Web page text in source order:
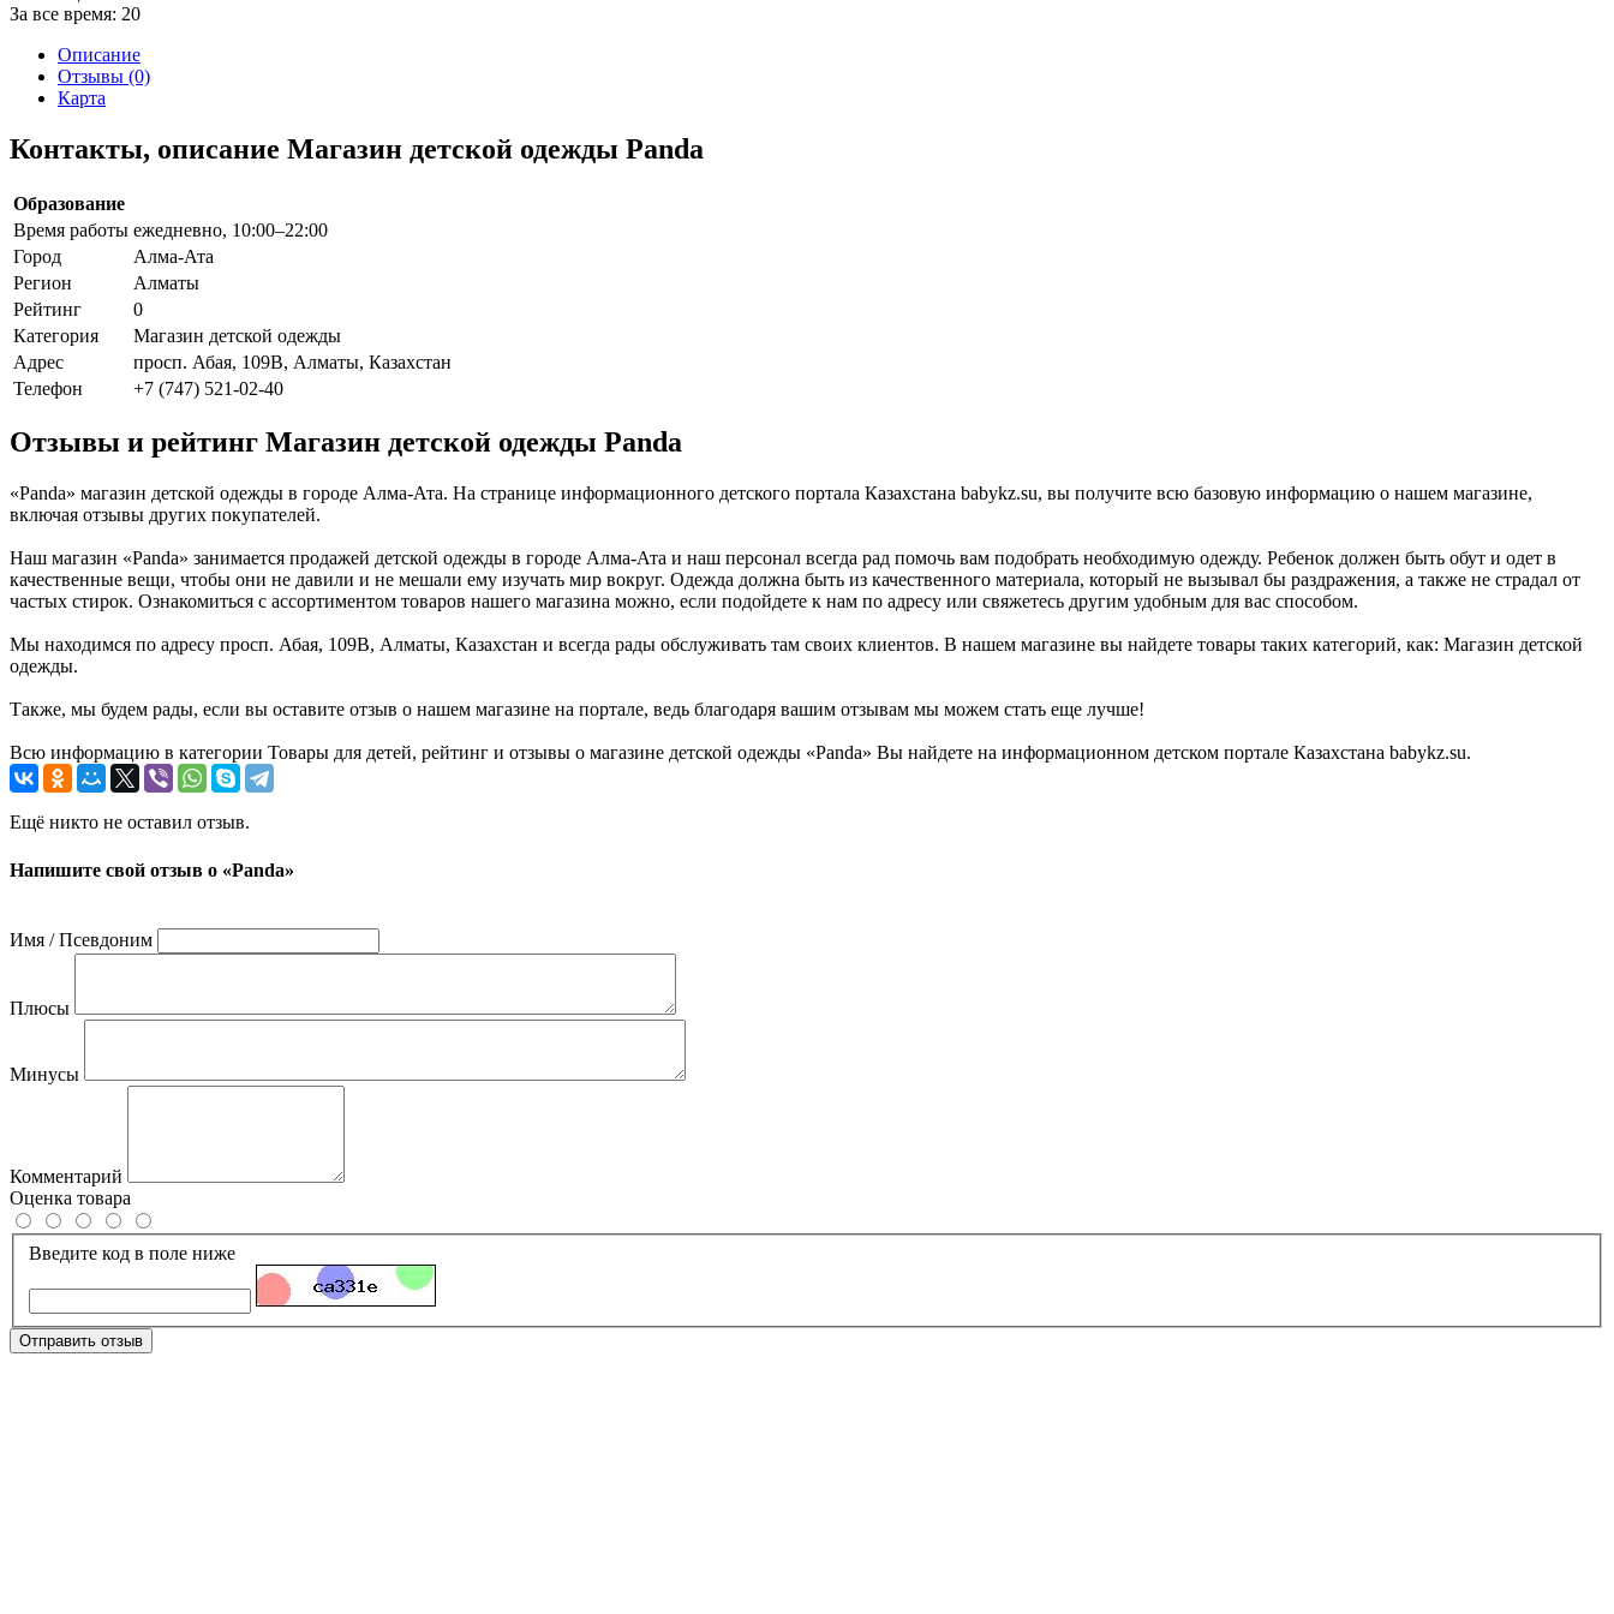
За все время: 20
Описание
Отзывы (0)
Карта
Контакты, описание Магазин детской одежды Panda
Образование
Время работы ежедневно, 10:00–22:00
Город
Алма-Ата
Регион
Алматы
Рейтинг
0
Категория
Магазин детской одежды
Адрес
просп. Абая, 109В, Алматы, Казахстан
Телефон
+7 (747) 521-02-40
Отзывы и рейтинг Магазин детской одежды Panda
«Panda» магазин детской одежды в городе Алма-Ата. На странице информационного детского портала Казахстана babykz.su, вы получите всю базовую информацию о нашем магазине,
включая отзывы других покупателей.
Наш магазин «Panda» занимается продажей детской одежды в городе Алма-Ата и наш персонал всегда рад помочь вам подобрать необходимую одежду. Ребенок должен быть обут и одет в
качественные вещи, чтобы они не давили и не мешали ему изучать мир вокруг. Одежда должна быть из качественного материала, который не вызывал бы раздражения, а также не страдал от
частых стирок. Ознакомиться с ассортиментом товаров нашего магазина можно, если подойдете к нам по адресу или свяжетесь другим удобным для вас способом.
Мы находимся по адресу просп. Абая, 109В, Алматы, Казахстан и всегда рады обслуживать там своих клиентов. В нашем магазине вы найдете товары таких категорий, как: Магазин детской
одежды.
Также, мы будем рады, если вы оставите отзыв о нашем магазине на портале, ведь благодаря вашим отзывам мы можем стать еще лучше!
Всю информацию в категории Товары для детей, рейтинг и отзывы о магазине детской одежды «Panda» Вы найдете на информационном детском портале Казахстана babykz.su.
Ещё никто не оставил отзыв.
Напишите свой отзыв о «Panda»
Имя / Псевдоним
Плюсы
Минусы
Комментарий
Оценка товара
Введите код в поле ниже
Отправить отзыв